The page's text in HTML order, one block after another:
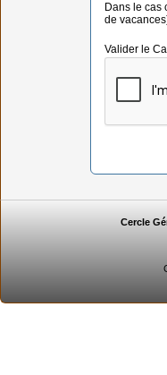
Dans le cas
de
Valider le
Cercle